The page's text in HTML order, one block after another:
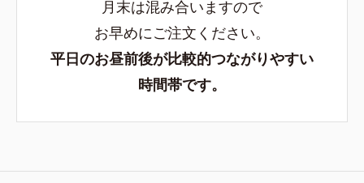
月末は混み合いますので
お早めにご注文ください。
平日のお昼前後が比較的つながりやすい
時間帯です。